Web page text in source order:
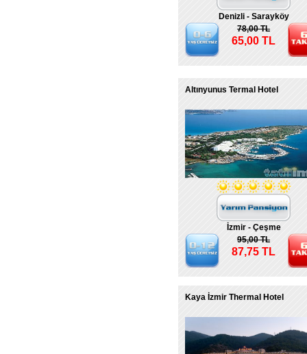
Denizli - Sarayköy
78,00 TL
65,00 TL
Altınyunus Termal Hotel
İzmir - Çeşme
95,00 TL
87,75 TL
Kaya İzmir Thermal Hotel